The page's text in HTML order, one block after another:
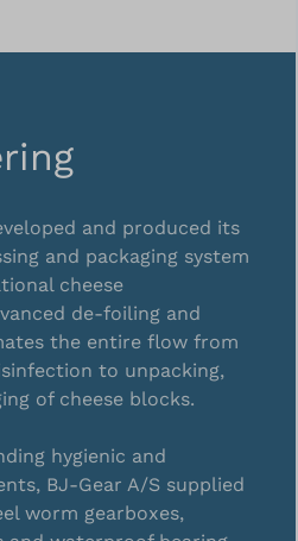
and produced its
and packaging system
cheese
de-foiling and
the entire flow from
to unpacking,
of cheese blocks.
hygienic and
BJ-Gear A/Ssupplied
worm gearboxes,